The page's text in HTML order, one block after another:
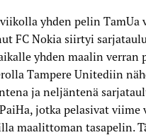
yhden pelin TamUa
FC Nokia siirtyi
yhden maalin verran
Tampere Unitediin
ja neljäntenä
jotka pelasivat viime
maalittoman tasapelin.